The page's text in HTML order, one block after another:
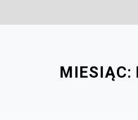
MIESIĄC: